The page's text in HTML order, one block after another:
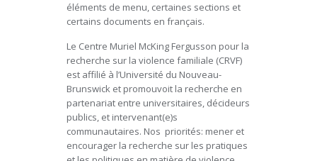
éléments de menu, certaines sections et
certains documents en français.
Le Centre Muriel McKing Fergusson pour la
recherche sur la violence familiale (CRVF)
est affilié à l’Université du Nouveau-
Brunswick et promouvoit la recherche en
partenariat entre universitaires, décideurs
publics, et intervenant(e)s
communautaires. Nos priorités: mener et
encourager la recherche sur les pratiques